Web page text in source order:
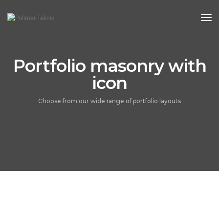
Portfolio masonry with
icon
Choose from our wide range of portfolio layouts